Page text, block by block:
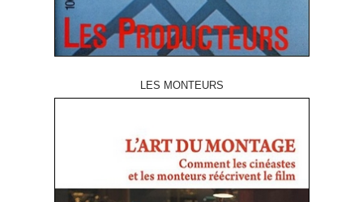
LES MONTEURS